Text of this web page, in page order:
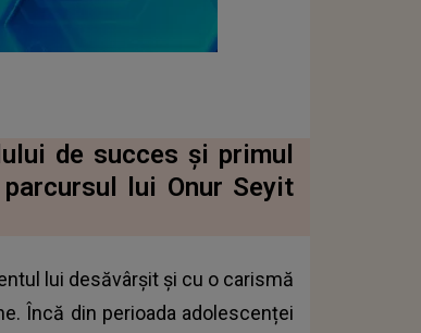
de succes și primul
lui Onur Seyit
lui desăvârșit și cu o carismă
Încă din perioada adolescenței